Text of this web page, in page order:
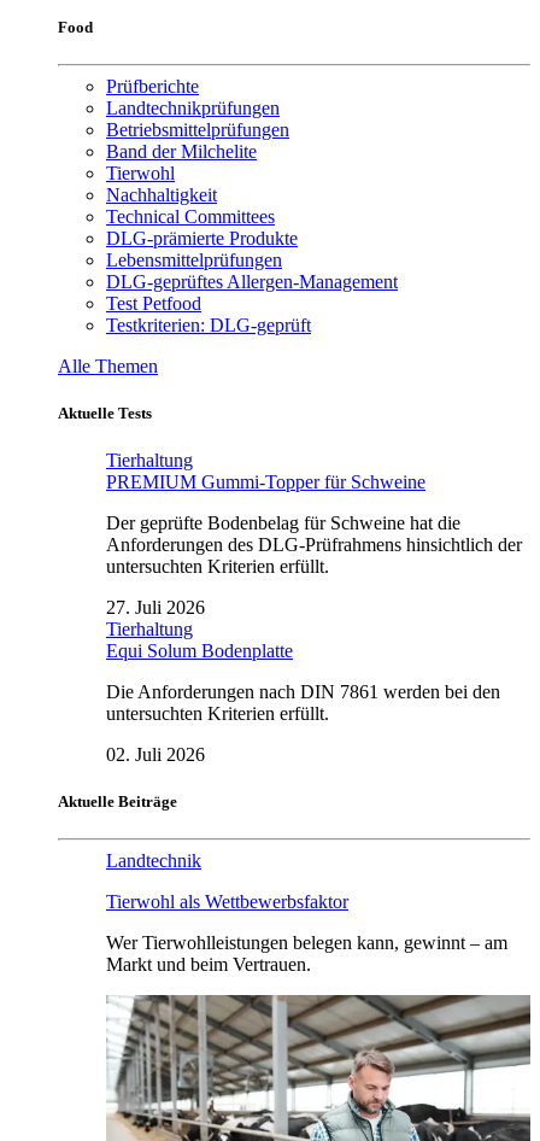
Food
Prüfberichte
Landtechnikprüfungen
Betriebsmittelprüfungen
Band der Milchelite
Tierwohl
Nachhaltigkeit
Technical Committees
DLG-prämierte Produkte
Lebensmittelprüfungen
DLG-geprüftes Allergen-Management
Test Petfood
Testkriterien: DLG-geprüft
Alle Themen
Aktuelle Tests
Tierhaltung
PREMIUM Gummi-Topper für Schweine
Der geprüfte Bodenbelag für Schweine hat die
Anforderungen des DLG-Prüfrahmens hinsichtlich der
untersuchten Kriterien erfüllt.
27. Juli 2026
Tierhaltung
Equi Solum Bodenplatte
Die Anforderungen nach DIN 7861 werden bei den
untersuchten Kriterien erfüllt.
02. Juli 2026
Aktuelle Beiträge
Landtechnik
Tierwohl als Wettbewerbsfaktor
Wer Tierwohlleistungen belegen kann, gewinnt – am
Markt und beim Vertrauen.